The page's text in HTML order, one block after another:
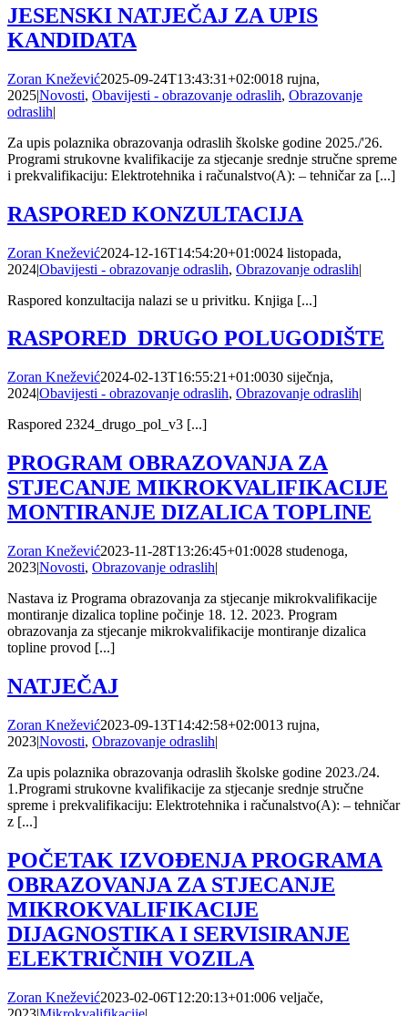
JESENSKI NATJEČAJ ZA UPIS
KANDIDATA
Zoran Knežević2025-09-24T13:43:31+02:0018 rujna,
2025|Novosti, Obavijesti - obrazovanje odraslih, Obrazovanje
odraslih|
Za upis polaznika obrazovanja odraslih školske godine 2025./'26.
Programi strukovne kvalifikacije za stjecanje srednje stručne spreme
i prekvalifikaciju: Elektrotehnika i računalstvo(A): – tehničar za [...]
RASPORED KONZULTACIJA
Zoran Knežević2024-12-16T14:54:20+01:0024 listopada,
2024|Obavijesti - obrazovanje odraslih, Obrazovanje odraslih|
Raspored konzultacija nalazi se u privitku. Knjiga [...]
RASPORED_DRUGO POLUGODIŠTE
Zoran Knežević2024-02-13T16:55:21+01:0030 siječnja,
2024|Obavijesti - obrazovanje odraslih, Obrazovanje odraslih|
Raspored 2324_drugo_pol_v3 [...]
PROGRAM OBRAZOVANJA ZA
STJECANJE MIKROKVALIFIKACIJE
MONTIRANJE DIZALICA TOPLINE
Zoran Knežević2023-11-28T13:26:45+01:0028 studenoga,
2023|Novosti, Obrazovanje odraslih|
Nastava iz Programa obrazovanja za stjecanje mikrokvalifikacije
montiranje dizalica topline počinje 18. 12. 2023. Program
obrazovanja za stjecanje mikrokvalifikacije montiranje dizalica
topline provod [...]
NATJEČAJ
Zoran Knežević2023-09-13T14:42:58+02:0013 rujna,
2023|Novosti, Obrazovanje odraslih|
Za upis polaznika obrazovanja odraslih školske godine 2023./24.
1.Programi strukovne kvalifikacije za stjecanje srednje stručne
spreme i prekvalifikaciju: Elektrotehnika i računalstvo(A): – tehničar
z [...]
POČETAK IZVOĐENJA PROGRAMA
OBRAZOVANJA ZA STJECANJE
MIKROKVALIFIKACIJE
DIJAGNOSTIKA I SERVISIRANJE
ELEKTRIČNIH VOZILA
Zoran Knežević2023-02-06T12:20:13+01:006 veljače,